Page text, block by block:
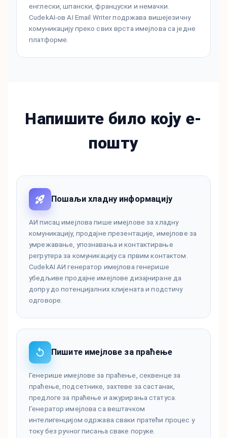
енглески, шпански, француски и немачки.
CudekAI-ов AI Email Writer подржава вишејезичну
комуникацију преко свих врста имејлова са једне
платформе.
Напишите било коју е-
пошту
Пошаљи хладну информацију
АИ писац имејлова пише имејлове за хладну
комуникацију, продајне презентације, имејлове за
умрежавање, упознавања и контактирање
регрутера за комуникацију са првим контактом.
CudekAI АИ генератор имејлова генерише
убедљиве продајне имејлове дизајниране да
допру до потенцијалних клијената и подстичу
одговоре.
Пишите имејлове за праћење
Генерише имејлове за праћење, секвенце за
праћење, подсетнике, захтеве за састанак,
предлоге за праћење и ажурирања статуса.
Генератор имејлова са вештачком
интелигенцијом одржава сваки пратећи процес у
току без ручног писања сваке поруке.